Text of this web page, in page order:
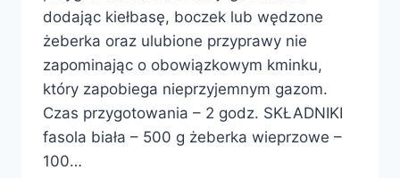
dodając kiełbasę, boczek lub wędzone
żeberka oraz ulubione przyprawy nie
zapominając o obowiązkowym kminku,
który zapobiega nieprzyjemnym gazom.
Czas przygotowania – 2 godz. SKŁADNIKI
fasola biała – 500 g żeberka wieprzowe –
100…